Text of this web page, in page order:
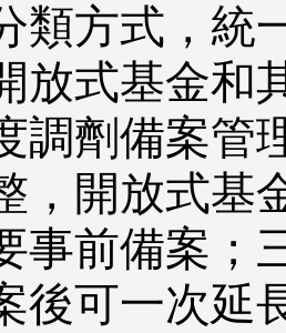
類方式，統
放式基金和
調劑備案管
，開放式基
事前備案；
後可一次延